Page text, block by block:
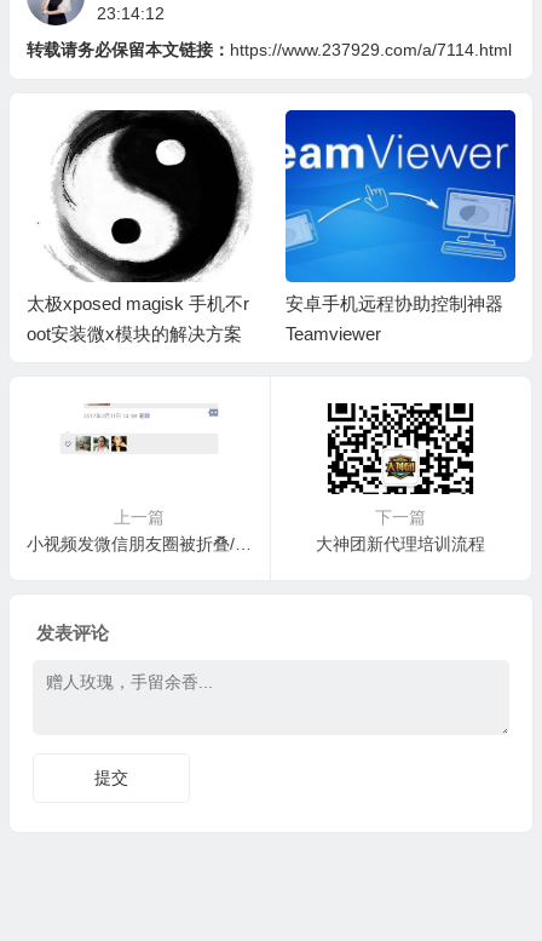
23:14:12
转载请务必保留本文链接： https://www.237929.com/a/7114.html
太极xposed magisk 手机不r
oot安装微x模块的解决方案
安卓手机远程协助控制神器
Teamviewer
上一篇
小视频发微信朋友圈被折叠/出现黑屏的解决办法，文案内容被折叠成一行
下一篇
大神团新代理培训流程
发表评论